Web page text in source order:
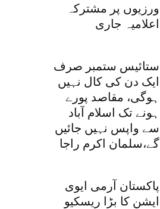
ورزیوں پر مشترکہ
اعلامیہ جاری
ستائیس ستمبر صرف
ایک دن کی کال نہیں
ہوگی، مقاصد پورے
ہونے تک اسلام آباد
سے واپس نہیں جائیں
گے،سلمان اکرم راجا
پاکستان آرمی ایوی
ایشن کا بڑا ریسکیو